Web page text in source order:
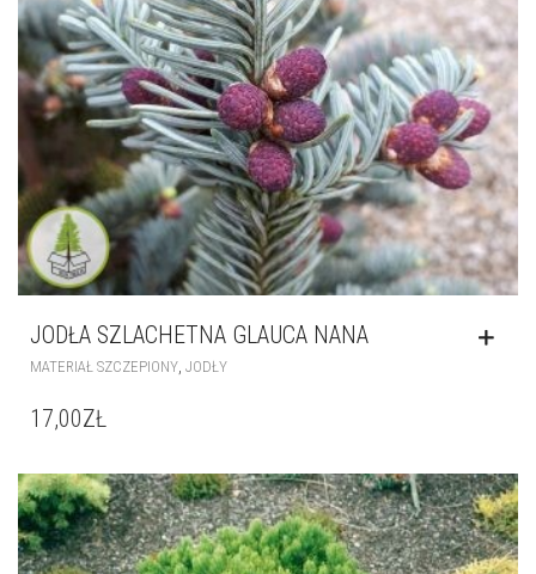
JODŁA SZLACHETNA GLAUCA NANA
MATERIAŁ SZCZEPIONY JODŁY
17,00ZŁ